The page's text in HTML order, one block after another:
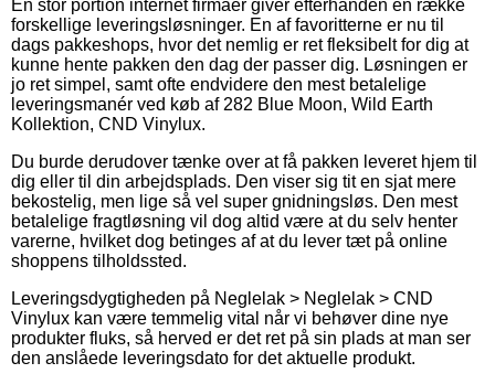
En stor portion internet firmaer giver efterhånden en række
forskellige leveringsløsninger. En af favoritterne er nu til
dags pakkeshops, hvor det nemlig er ret fleksibelt for dig at
kunne hente pakken den dag der passer dig. Løsningen er
jo ret simpel, samt ofte endvidere den mest betalelige
leveringsmanér ved køb af 282 Blue Moon, Wild Earth
Kollektion, CND Vinylux.
Du burde derudover tænke over at få pakken leveret hjem til
dig eller til din arbejdsplads. Den viser sig tit en sjat mere
bekostelig, men lige så vel super gnidningsløs. Den mest
betalelige fragtløsning vil dog altid være at du selv henter
varerne, hvilket dog betinges af at du lever tæt på online
shoppens tilholdssted.
Leveringsdygtigheden på Neglelak > Neglelak > CND
Vinylux kan være temmelig vital når vi behøver dine nye
produkter fluks, så herved er det ret på sin plads at man ser
den anslåede leveringsdato for det aktuelle produkt.